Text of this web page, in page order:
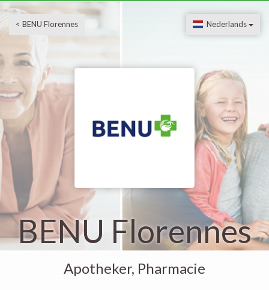
< BENU Florennes Nederlands
BENU Florennes
Apotheker, Pharmacie